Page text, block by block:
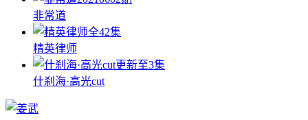
非常道
全42集
精英律师
更新至3集
什刹海·高光cut